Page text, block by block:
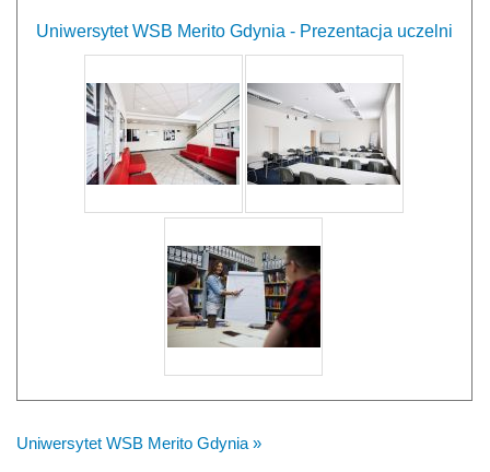
Uniwersytet WSB Merito Gdynia - Prezentacja uczelni
Uniwersytet WSB Merito Gdynia »